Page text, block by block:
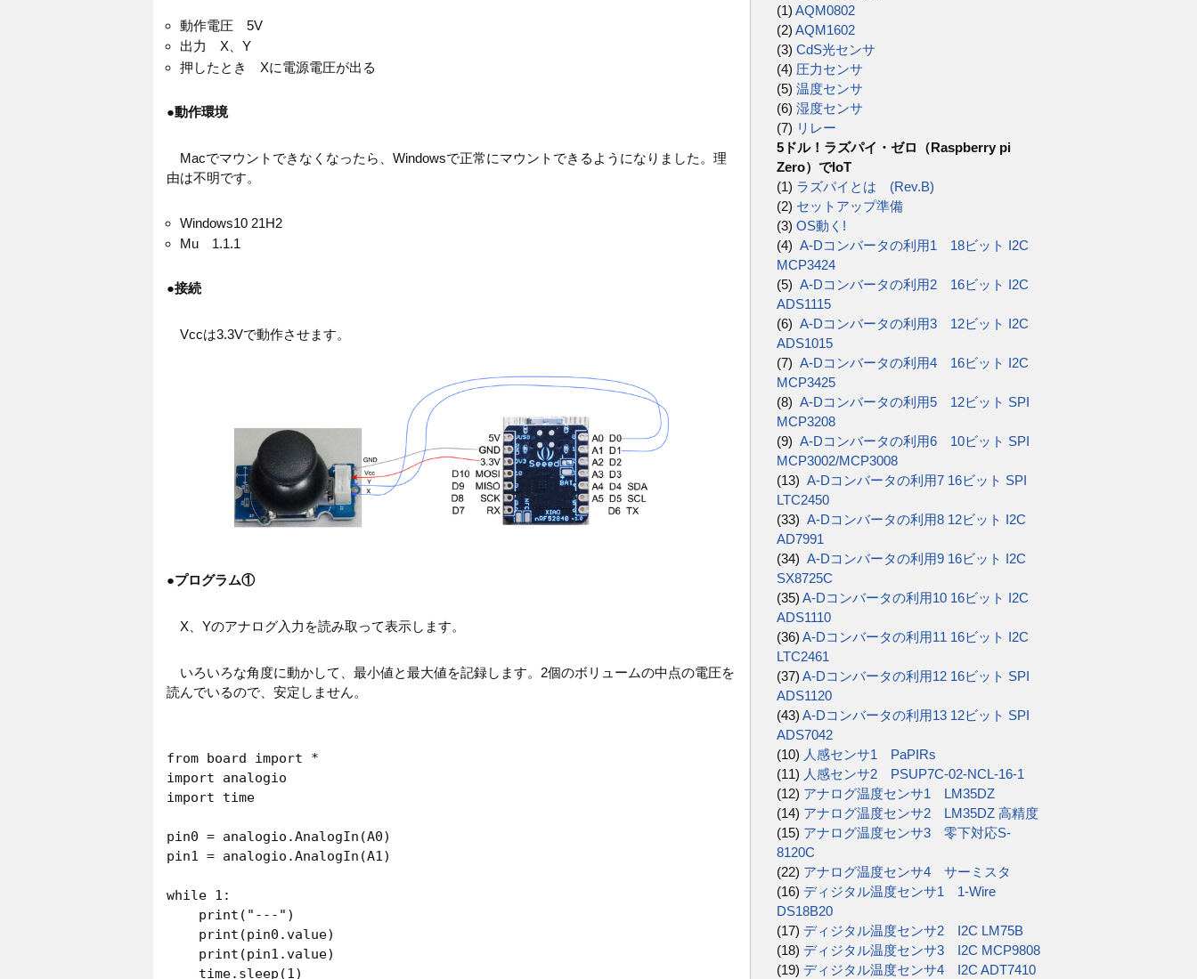
動作電圧 5V
出力 X、Y
押したとき Xに電源電圧が出る
●動作環境
Macでマウントできなくなったら、Windowsで正常にマウントできるようになりました。理
由は不明です。
Windows10 21H2
Mu 1.1.1
●接続
Vccは3.3Vで動作させます。
●プログラム①
X、Yのアナログ入力を読み取って表示します。
いろいろな角度に動かして、最小値と最大値を記録します。2個のボリュームの中点の電圧を
読んでいるので、安定しません。
from board import *
import analogio
import time
pin0 = analogio.AnalogIn(A0)
pin1 = analogio.AnalogIn(A1)
while 1:
    print("---")
    print(pin0.value)
    print(pin1.value)
(1) AQM0802
(2) AQM1602
(3) CdS光センサ
(4) 圧力センサ
(5) 温度センサ
(6) 湿度センサ
(7) リレー
5ドル！ラズパイ・ゼロ（Raspberry pi
Zero）でIoT
(1) ラズパイとは (Rev.B)
(2) セットアップ準備
(3) OS動く!
(4) A-Dコンバータの利用1 18ビット I2C
MCP3424
(5) A-Dコンバータの利用2 16ビット I2C
ADS1115
(6) A-Dコンバータの利用3 12ビット I2C
ADS1015
(7) A-Dコンバータの利用4 16ビット I2C
MCP3425
(8) A-Dコンバータの利用5 12ビット SPI
MCP3208
(9) A-Dコンバータの利用6 10ビット SPI
MCP3002/MCP3008
(13) A-Dコンバータの利用7 16ビット SPI
LTC2450
(33) A-Dコンバータの利用8 12ビット I2C
AD7991
(34) A-Dコンバータの利用9 16ビット I2C
SX8725C
(35) A-Dコンバータの利用10 16ビット I2C
ADS1110
(36) A-Dコンバータの利用11 16ビット I2C
LTC2461
(37) A-Dコンバータの利用12 16ビット SPI
ADS1120
(43) A-Dコンバータの利用13 12ビット SPI
ADS7042
(10) 人感センサ1 PaPIRs
(11) 人感センサ2 PSUP7C-02-NCL-16-1
(12) アナログ温度センサ1 LM35DZ
(14) アナログ温度センサ2 LM35DZ 高精度
(15) アナログ温度センサ3 零下対応S-
8120C
(22) アナログ温度センサ4 サーミスタ
(16) ディジタル温度センサ1 1-Wire
DS18B20
(17) ディジタル温度センサ2 I2C LM75B
(18) ディジタル温度センサ3 I2C MCP9808
(19) ディジタル温度センサ4 I2C ADT7410